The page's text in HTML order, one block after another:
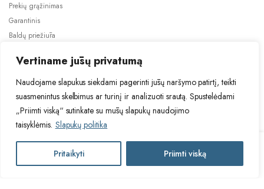
Vertiname jūsų privatumą
Naudojame slapukus siekdami pagerinti jūsų naršymo patirtį, teikti
suasmenintus skelbimus ar turinį ir analizuoti srautą. Spustelėdami
„Priimti viską“ sutinkate su mūsų slapukų naudojimo
taisyklėmis. Slapukų politika
Pritaikyti Priimti viskąĮ krepšelį
Prekių grąžinimas
Garantinis
Baldų priežiūra
2024 © Visos teisės saugomos. Be TauBaldai.lt sutikimo draudžiama
Asmens duomenų tvarkymas